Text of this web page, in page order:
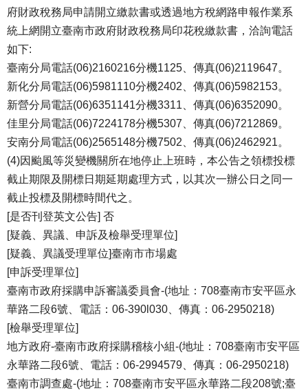
府財政稅務局申請開立繳款書或透過地方稅網路申報作業系
統上網開立臺南市政府財政稅務局印花稅繳款書，洽詢電話
如下:
臺南分局電話(06)2160216分機1125、傳真(06)2119647。
新化分局電話(06)5981110分機2402、傳真(06)5982153。
新營分局電話(06)6351141分機3311、傳真(06)6352090。
佳里分局電話(06)7224178分機5307、傳真(06)7212869。
安南分局電話(06)2565148分機7502、傳真(06)2462921。
(4)因颱風等災變機關所在地停止上班時，本公告之領標投標
截止期限及開標日期延期處理方式，以其次一辦公日之同一
截止投標及開標時間代之。
[是否刊登英文公告] 否
[疑義、異議、申訴及檢舉受理單位]
[疑義、異議受理單位]臺南市市場處
[申訴受理單位]
臺南市政府採購申訴審議委員會-(地址：708臺南市安平區永
華路二段6號、電話：06-390l030、傳真：06-2950218)
[檢舉受理單位]
地方政府-臺南市政府採購稽核小組-(地址：708臺南市安平區
永華路二段6號、電話：06-2994579、傳真：06-2950218)
臺南市調查處-(地址：708臺南市安平區永華路二段208號;臺